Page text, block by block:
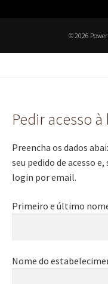
© 2026
Pedir acesso à
Preencha os dados
seu pedido de acesso
login por email.
Primeiro e último
Nome do